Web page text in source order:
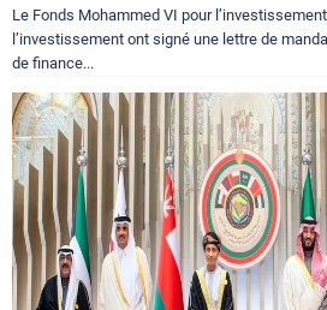
Le Fonds Mohammed VI pour
l’investissement ont signé une lettre de
de finance...